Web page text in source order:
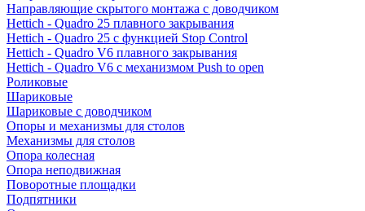
Направляющие скрытого монтажа с доводчиком
Hettich - Quadro 25 плавного закрывания
Hettich - Quadro 25 с функцией Stop Control
Hettich - Quadro V6 плавного закрывания
Hettich - Quadro V6 с механизмом Push to open
Роликовые
Шариковые
Шариковые с доводчиком
Опоры и механизмы для столов
Механизмы для столов
Опора колесная
Опора неподвижная
Поворотные площадки
Подпятники